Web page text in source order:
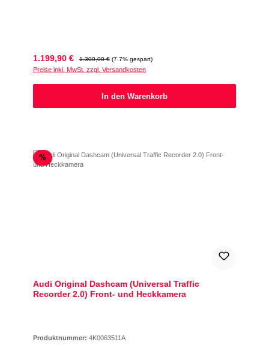
Verkaufspreis:
1.199,90 € Regulärer Preis:
1.300,00 € (7.7% gespart)
Preise inkl. MwSt. zzgl. Versandkosten
In den Warenkorb
%Rabatt
Audi Original Dashcam (Universal Traffic
Recorder 2.0) Front- und Heckkamera
Produktnummer: 4K0063511A